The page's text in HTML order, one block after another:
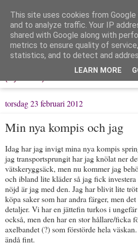
Löpning & Livet
Mitt liv, mina tankar & min träning
torsdag 23 februari 2012
Min nya kompis och jag
Idag har jag invigt mina nya kompis
jag transportsprungit har jag knölat ner
vätskeryggsäck, men nu kommer jag
och ibland lite kläder så jag fick
nöjd är jag med den. Jag har blivit lite
köpa saker som har andra färger, men
detaljer. Vi har en jättefin turkos i
också, men den har en stor hållare/ficka
axelbandet (?) som förstörde hela
ändå fint.
This site uses cookies from
and to analyze traffic. Your IP
shared with Google along with
metrics to ensure quality of
statistics, and to detect and
LEARN MORE